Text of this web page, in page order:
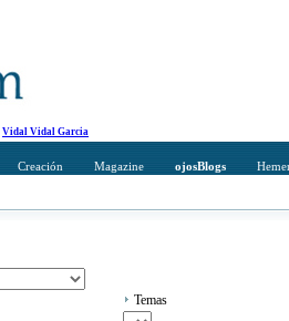
Vidal Vidal Garcia
Creación Magazine ojosBlogs
Temas